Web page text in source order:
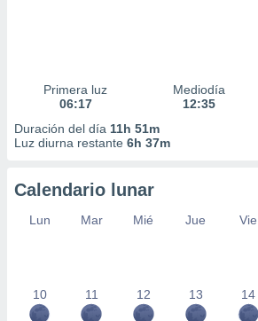
Primera luz
06:17
Mediodía
12:35
Duración del día 11h 51m
Luz diurna restante 6h 37m
Calendario lunar
Lun Mar Mié Jue Vie
10 11 12 13 14